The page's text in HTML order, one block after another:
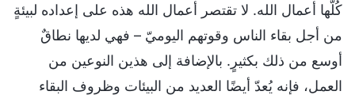
كُلّها أعمال الله. لا تقتصر أعمال الله هذه على إعداده لبيئةٍ
من أجل بقاء الناس وقوتهم اليوميّ – فهي لديها نطاقٌ
أوسع من ذلك بكثيرٍ. بالإضافة إلى هذين النوعين من
العمل، فإنه يُعدّ أيضًا العديد من البيئات وظروف البقاء